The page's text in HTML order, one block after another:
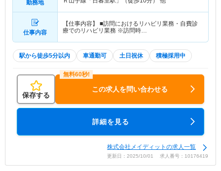
勤務地
仕事内容
【仕事内容】 ■訪問におけるリハビリ業務・自費診
療でのリハビリ業務 ※訪問時…
駅から徒歩5分以内 車通勤可 土日祝休 積極採用中
保存する
この求人を問い合わせる
詳細を見る
株式会社メイディットの求人一覧
更新日：2025/10/01 求人番号：10176419